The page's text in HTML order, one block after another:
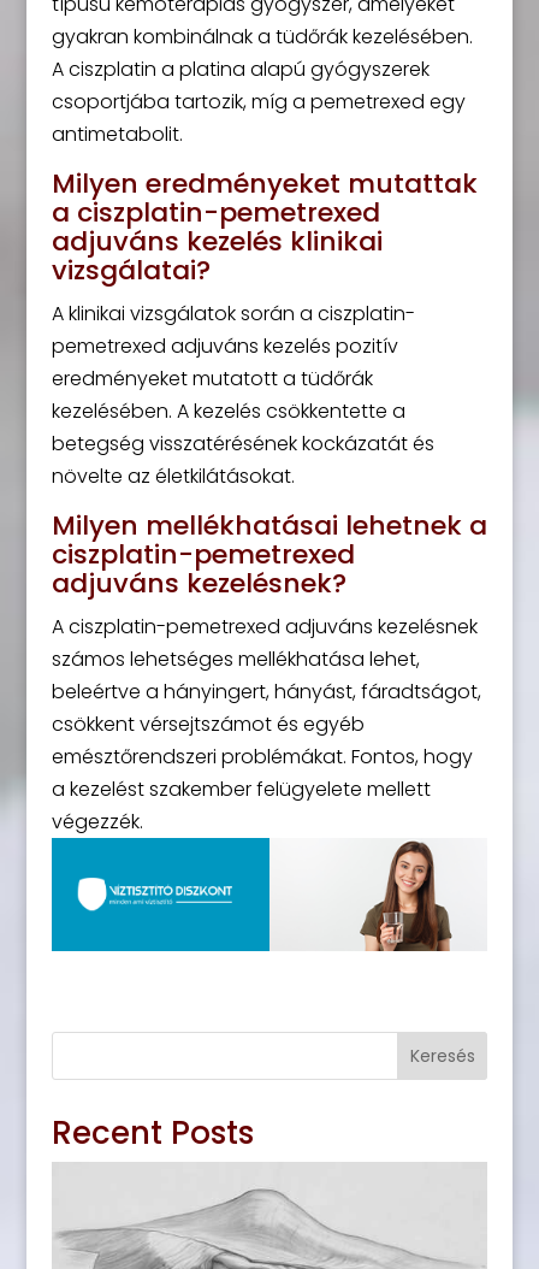
gyakran kombinálnak a tüdőrák kezelésében.
A ciszplatin a platina alapú gyógyszerek
csoportjába tartozik, míg a pemetrexed egy
antimetabolit.
Milyen eredményeket mutattak
a ciszplatin-pemetrexed
adjuváns kezelés klinikai
vizsgálatai?
A klinikai vizsgálatok során a ciszplatin-
pemetrexed adjuváns kezelés pozitív
eredményeket mutatott a tüdőrák
kezelésében. A kezelés csökkentette a
betegség visszatérésének kockázatát és
növelte az életkilátásokat.
Milyen mellékhatásai lehetnek a
ciszplatin-pemetrexed
adjuváns kezelésnek?
A ciszplatin-pemetrexed adjuváns kezelésnek
számos lehetséges mellékhatása lehet,
beleértve a hányingert, hányást, fáradtságot,
csökkent vérsejtszámot és egyéb
emésztőrendszeri problémákat. Fontos, hogy
a kezelést szakember felügyelete mellett
végezzék.
Keresés
Recent Posts